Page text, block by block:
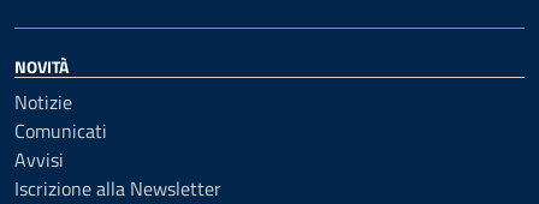
NOVITÀ
Notizie
Comunicati
Avvisi
Iscrizione alla Newsletter